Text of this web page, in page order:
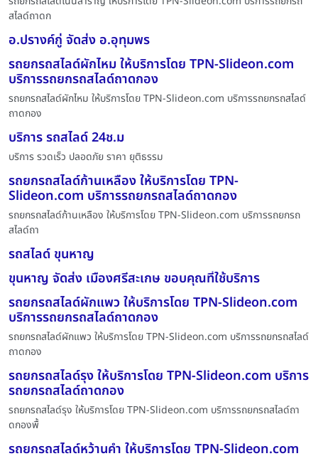
สไลด์ถาดก
อ.ปรางค์กู่ จัดส่ง อ.อุทุมพร
รถยกรถสไลด์ผักไหม ให้บริการโดย TPN-Slideon.com
บริการรถยกรถสไลด์ถาดกอง
รถยกรถสไลด์ผักไหม ให้บริการโดย TPN-Slideon.com บริการรถยกรถสไลด์
ถาดกอง
บริการ รถสไลด์ 24ช.ม
บริการ รวดเร็ว ปลอดภัย ราคา ยุติธรรม
รถยกรถสไลด์ก้านเหลือง ให้บริการโดย TPN-
Slideon.com บริการรถยกรถสไลด์ถาดกอง
รถยกรถสไลด์ก้านเหลือง ให้บริการโดย TPN-Slideon.com บริการรถยกรถ
สไลด์ถา
รถสไลด์ ขุนหาญ
ขุนหาญ จัดส่ง เมืองศรีสะเกษ ขอบคุณที่ใช้บริการ
รถยกรถสไลด์ผักแพว ให้บริการโดย TPN-Slideon.com
บริการรถยกรถสไลด์ถาดกอง
รถยกรถสไลด์ผักแพว ให้บริการโดย TPN-Slideon.com บริการรถยกรถสไลด์
ถาดกอง
รถยกรถสไลด์รุง ให้บริการโดย TPN-Slideon.com บริการ
รถยกรถสไลด์ถาดกอง
รถยกรถสไลด์รุง ให้บริการโดย TPN-Slideon.com บริการรถยกรถสไลด์ถา
ดกองพื้
รถยกรถสไลด์หว้านคำ ให้บริการโดย TPN-Slideon.com